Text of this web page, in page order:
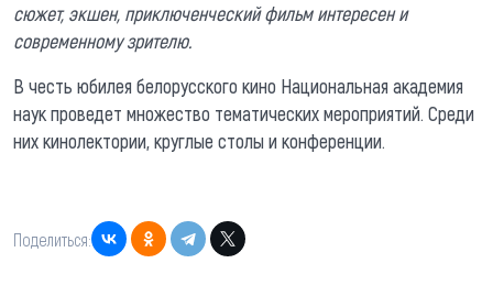
сюжет, экшен, приключенческий фильм интересен и
современному зрителю.
В честь юбилея белорусского кино Национальная академия
наук проведет множество тематических мероприятий. Среди
них кинолектории, круглые столы и конференции.
Поделиться: